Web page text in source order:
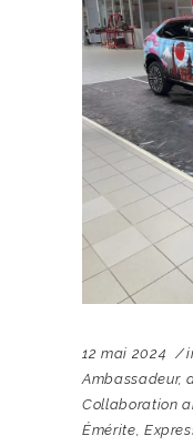
12 mai 2024
Ambassadeur,
Collaboration
Émérite,